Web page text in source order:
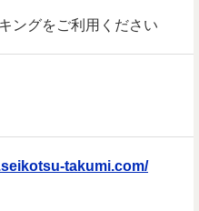
ングをご利用ください
takumi.com/